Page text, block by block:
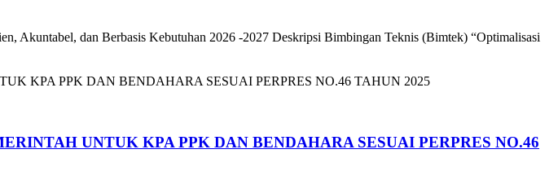
Akuntabel, dan Berbasis Kebutuhan 2026 -2027 Deskripsi Bimbingan Teknis (Bimtek) “Optimalisasi
UNTUK KPA PPK DAN BENDAHARA SESUAI PERPRES NO.46